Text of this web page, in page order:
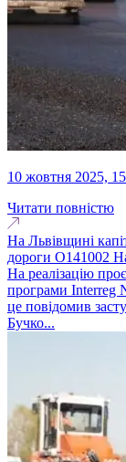
10 жовтня 2025,
Читати повністю
На Львівщині
дороги О141002
На реалізацію
програми Interreg
це повідомив
Бучко...